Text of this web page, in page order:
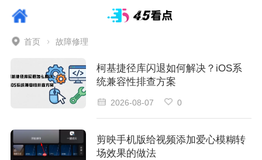
首页 故障修理
柯基捷径库闪退如何解决？iOS系
统兼容性排查方案
2026-08-07 0
剪映手机版给视频添加爱心模糊转
场效果的做法